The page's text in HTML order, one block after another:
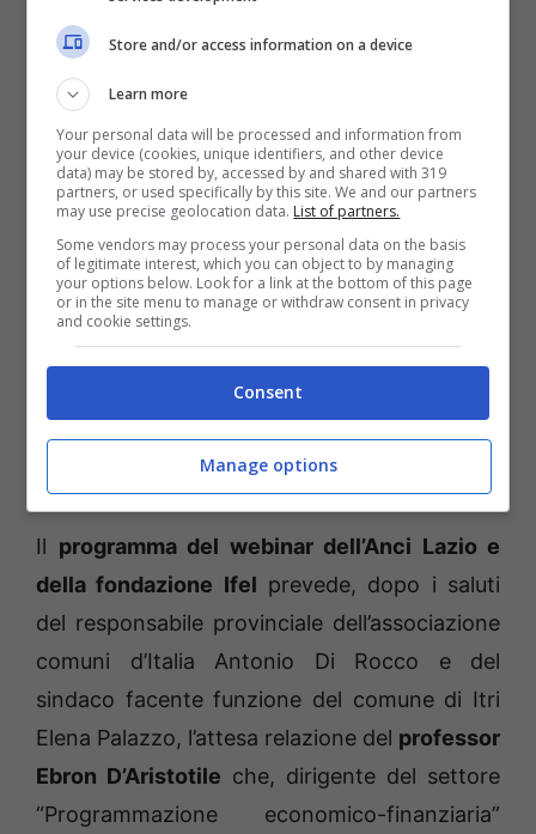
d’amministrazioneda parte degli enti locali
(Modalità di calcolo, articolazione nei fondi
vincolati e accantonati e la chiusura dei conti
economali e degli agenti contabili),lo stato di
utilizzo del “Fondone 2022”( Le verifiche da
porre in essere ai fini della certificazione e
prime simulazioni alla luce delle disposizioni
vigenti) e le prime verifiche sul bilancio 2023
in caso di esercizio provvisorio (di cui
saranno presentate le caratteristiche
principal, i limiti all’operatività e le operazioni
da porre in essere preventivamente”).
Il programma del webinar dell’Anci Lazio e
della fondazione Ifel prevede, dopo i saluti
del responsabile provinciale dell’associazione
comuni d’Italia Antonio Di Rocco e del
sindaco facente funzione del comune di Itri
Elena Palazzo, l’attesa relazione del professor
Ebron D’Aristotile che, dirigente del settore
“Programmazione economico-finanziaria”
Store and/or access information on a device
Learn more
Your personal data will be processed and information from
your device (cookies, unique identifiers, and other device
data) may be stored by, accessed by and shared with 319
partners, or used specifically by this site. We and our partners
may use precise geolocation data. List of partners.
Some vendors may process your personal data on the basis
of legitimate interest, which you can object to by managing
your options below. Look for a link at the bottom of this page
or in the site menu to manage or withdraw consent in privacy
and cookie settings.
Consent
Manage options